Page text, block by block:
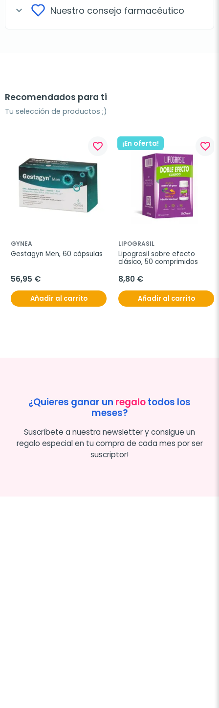
expand_more Nuestro consejo farmacéutico
Recomendados para ti
Tu selección de productos ;)
favorite_border
GYNEA
Gestagyn Men, 60 cápsulas
56,95 €
Añadir al carrito
¡En oferta! favorite_border
LIPOGRASIL
Lipograsil sobre efecto
clásico, 50 comprimidos
8,80 €
Añadir al carrito
¿Quieres ganar un regalotodos los
meses?
Suscríbete a nuestra newsletter y consigue un
regalo especial en tu compra de cada mes por ser
suscriptor!